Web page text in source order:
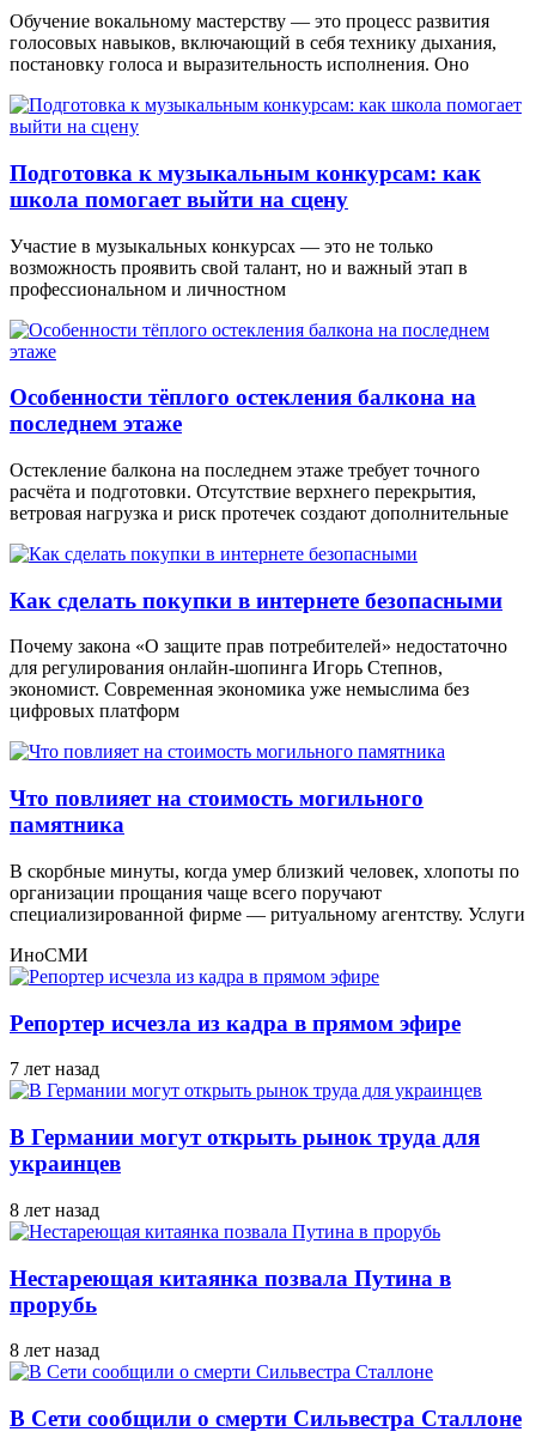
Обучение вокальному мастерству — это процесс развития
голосовых навыков, включающий в себя технику дыхания,
постановку голоса и выразительность исполнения. Оно
Подготовка к музыкальным конкурсам: как
школа помогает выйти на сцену
Участие в музыкальных конкурсах — это не только
возможность проявить свой талант, но и важный этап в
профессиональном и личностном
Особенности тёплого остекления балкона на
последнем этаже
Остекление балкона на последнем этаже требует точного
расчёта и подготовки. Отсутствие верхнего перекрытия,
ветровая нагрузка и риск протечек создают дополнительные
Как сделать покупки в интернете безопасными
Почему закона «О защите прав потребителей» недостаточно
для регулирования онлайн-шопинга Игорь Степнов,
экономист. Современная экономика уже немыслима без
цифровых платформ
Что повлияет на стоимость могильного
памятника
В скорбные минуты, когда умер близкий человек, хлопоты по
организации прощания чаще всего поручают
специализированной фирме — ритуальному агентству. Услуги
ИноСМИ
Репортер исчезла из кадра в прямом эфире
7 лет назад
В Германии могут открыть рынок труда для
украинцев
8 лет назад
Нестареющая китаянка позвала Путина в
прорубь
8 лет назад
В Сети сообщили о смерти Сильвестра Сталлоне